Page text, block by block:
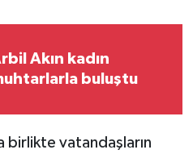
Akın kadın
buluştu
birlikte vatandaşların